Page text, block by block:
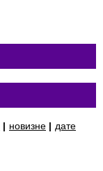
| новизне | дате